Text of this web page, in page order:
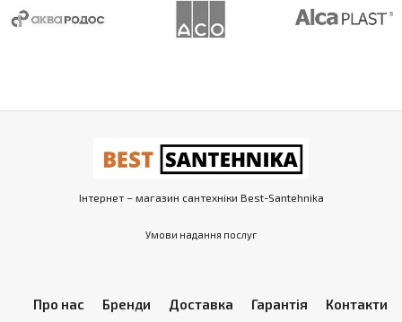
Інтернет – магазин сантехніки Best-Santehnika
Умови надання послуг
Про нас Бренди Доставка Гарантія Контакти